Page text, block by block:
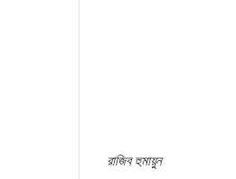
রাজিব হুমায়ুন